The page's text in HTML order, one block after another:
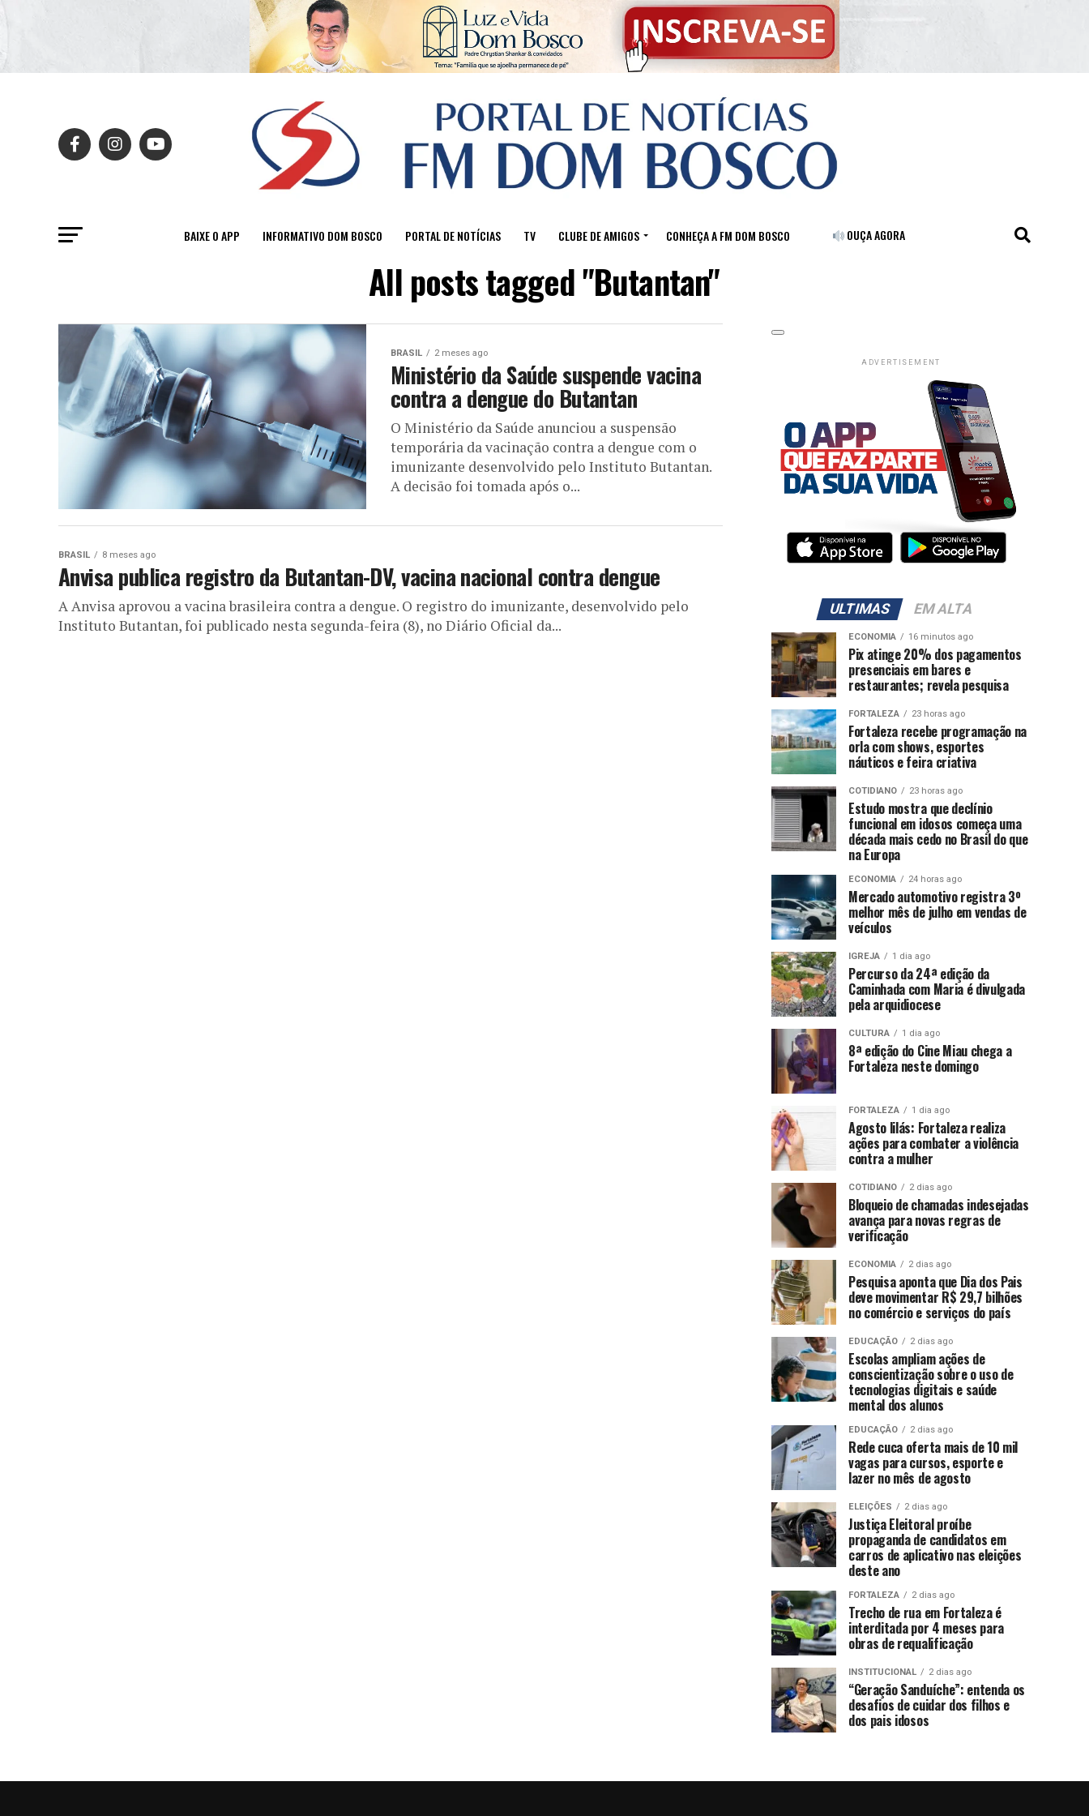
BAIXE O APP INFORMATIVO DOM BOSCO PORTAL DE NOTÍCIAS TV CLUBE DE AMIGOS CONHEÇA A FM DOM BOSCO OUÇA AGORA
All posts tagged "Butantan"
BRASIL 2 meses ago
Ministério da Saúde suspende vacina
contra a dengue do Butantan
O Ministério da Saúde anunciou a suspensão
temporária da vacinação contra a dengue com o
imunizante desenvolvido pelo Instituto Butantan.
A decisão foi tomada após o...
BRASIL 8 meses ago
Anvisa publica registro da Butantan-DV, vacina nacional contra dengue
A Anvisa aprovou a vacina brasileira contra a dengue. O registro do imunizante, desenvolvido pelo
Instituto Butantan, foi publicado nesta segunda-feira (8), no Diário Oficial da...
ADVERTISEMENT
ULTIMAS EM ALTA
ECONOMIA 16 minutos ago
Pix atinge 20% dos pagamentos
presenciais em bares e
restaurantes; revela pesquisa
FORTALEZA 23 horas ago
Fortaleza recebe programação na
orla com shows, esportes
náuticos e feira criativa
COTIDIANO 23 horas ago
Estudo mostra que declínio
funcional em idosos começa uma
década mais cedo no Brasil do que
na Europa
ECONOMIA 24 horas ago
Mercado automotivo registra 3º
melhor mês de julho em vendas de
veículos
IGREJA 1 dia ago
Percurso da 24ª edição da
Caminhada com Maria é divulgada
pela arquidiocese
CULTURA 1 dia ago
8ª edição do Cine Miau chega a
Fortaleza neste domingo
FORTALEZA 1 dia ago
Agosto lilás: Fortaleza realiza
ações para combater a violência
contra a mulher
COTIDIANO 2 dias ago
Bloqueio de chamadas indesejadas
avança para novas regras de
verificação
ECONOMIA 2 dias ago
Pesquisa aponta que Dia dos Pais
deve movimentar R$ 29,7 bilhões
no comércio e serviços do país
EDUCAÇÃO 2 dias ago
Escolas ampliam ações de
conscientização sobre o uso de
tecnologias digitais e saúde
mental dos alunos
EDUCAÇÃO 2 dias ago
Rede cuca oferta mais de 10 mil
vagas para cursos, esporte e
lazer no mês de agosto
ELEIÇÕES 2 dias ago
Justiça Eleitoral proíbe
propaganda de candidatos em
carros de aplicativo nas eleições
deste ano
FORTALEZA 2 dias ago
Trecho de rua em Fortaleza é
interditada por 4 meses para
obras de requalificação
INSTITUCIONAL 2 dias ago
“Geração Sanduíche”: entenda os
desafios de cuidar dos filhos e
dos pais idosos